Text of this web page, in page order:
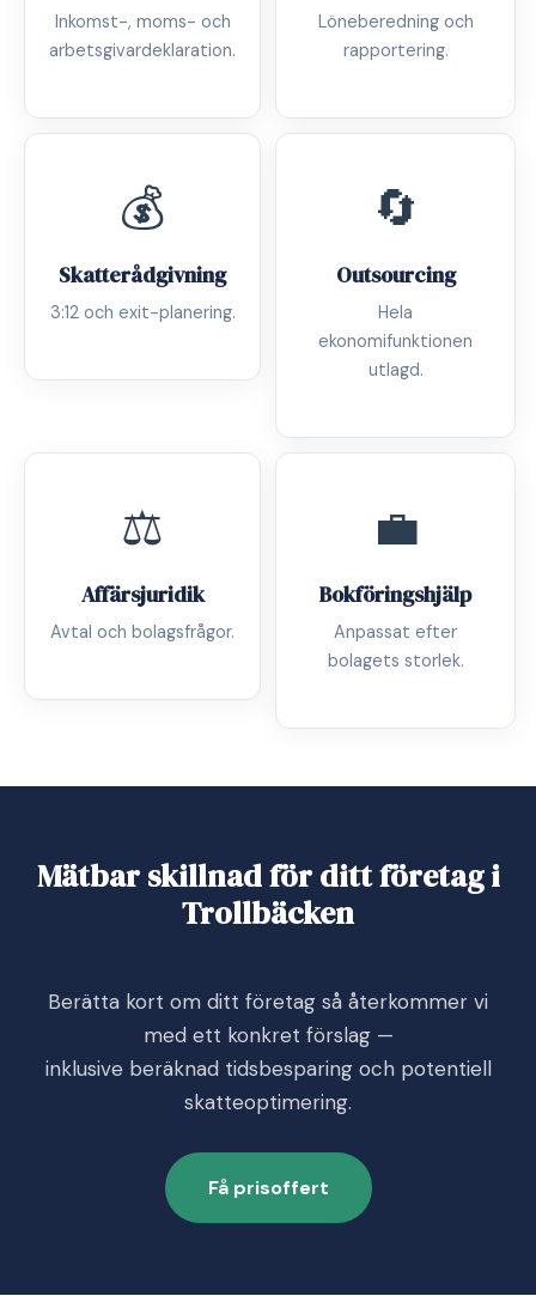
Inkomst-, moms- och
arbetsgivardeklaration.
Löneberedning och
rapportering.
💰
Skatterådgivning
3:12 och exit-planering.
🔄
Outsourcing
Hela
ekonomifunktionen
utlagd.
⚖️
Affärsjuridik
Avtal och bolagsfrågor.
💼
Bokföringshjälp
Anpassat efter
bolagets storlek.
Mätbar skillnad för ditt företag i
Trollbäcken
Berätta kort om ditt företag så återkommer vi
med ett konkret förslag —
inklusive beräknad tidsbesparing och potentiell
skatteoptimering.
Få prisoffert